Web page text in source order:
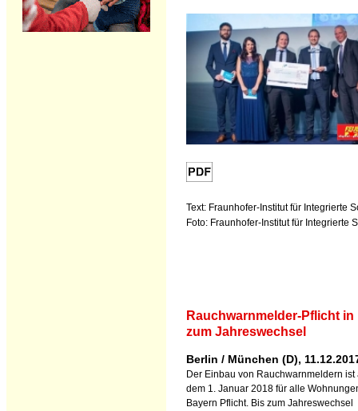
Text: Fraunhofer-Institut für Integrierte
Foto: Fraunhofer-Institut für Integrierte
Rauchwarnmelder-Pflicht in
zum Jahreswechsel
Berlin / München (D),
Der Einbau von Rauchwarnmeldern ist
dem 1. Januar 2018 für alle
Bayern Pflicht. Bis zum Jahreswechsel